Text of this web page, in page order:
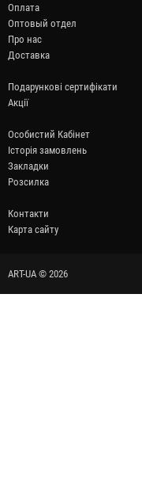
Оплата
Оптовый отдел
Про нас
Доставка
Подарункові сертифікати
Акції
Особистий Кабінет
Історія замовлень
Закладки
Розсилка
Контакти
Карта сайту
ART-UA © 2026